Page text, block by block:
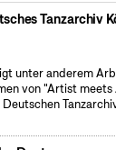
Tanzarchiv
unter anderem
von "Artist